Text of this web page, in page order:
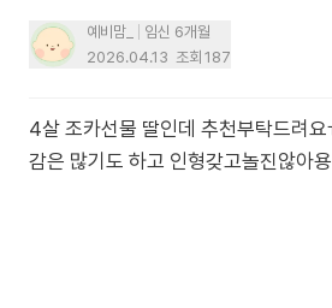
예비맘_
임신 6개월
2026.04.13 조회 187
4살 조카선물 딸인데 추천부탁드려
감은 많기도 하고 인형갖고놀진않아